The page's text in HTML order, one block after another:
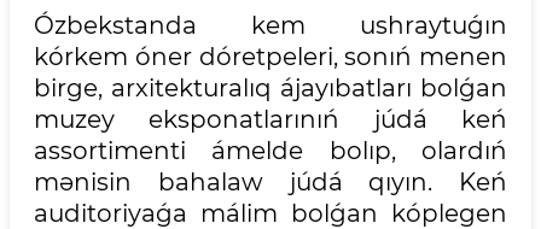
Ózbekstanda kem ushraytuǵın
kórkem óner dóretpeleri, sonıń menen
birge, arxitekturalıq ájayıbatları bolǵan
muzey eksponatlarınıń júdá keń
assortimenti ámelde bolıp, olardıń
mənisin bahalaw júdá qıyın. Keń
auditoriyaǵa málim bolǵan kóplegen